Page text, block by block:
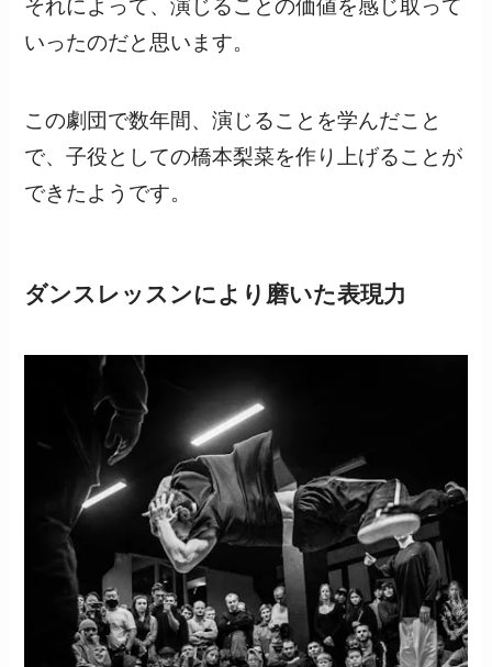
それによって、演じることの価値を感じ取って
いったのだと思います。
この劇団で数年間、演じることを学んだこと
で、子役としての橋本梨菜を作り上げることが
できたようです。
ダンスレッスンにより磨いた表現力